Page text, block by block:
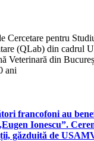
Cercetare pentru
(QLab) din cadrul
Veterinară din
ani
francofoni au
Ionescu”.
găzduită de